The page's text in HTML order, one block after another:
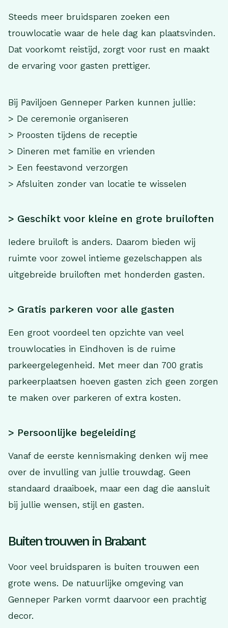
Steeds meer bruidsparen zoeken een
trouwlocatie waar de hele dag kan plaatsvinden.
Dat voorkomt reistijd, zorgt voor rust en maakt
de ervaring voor gasten prettiger.
Bij Paviljoen Genneper Parken kunnen jullie:
> De ceremonie organiseren
> Proosten tijdens de receptie
> Dineren met familie en vrienden
> Een feestavond verzorgen
> Afsluiten zonder van locatie te wisselen
> Geschikt voor kleine en grote bruiloften
Iedere bruiloft is anders. Daarom bieden wij
ruimte voor zowel intieme gezelschappen als
uitgebreide bruiloften met honderden gasten.
> Gratis parkeren voor alle gasten
Een groot voordeel ten opzichte van veel
trouwlocaties in Eindhoven is de ruime
parkeergelegenheid. Met meer dan 700 gratis
parkeerplaatsen hoeven gasten zich geen zorgen
te maken over parkeren of extra kosten.
> Persoonlijke begeleiding
Vanaf de eerste kennismaking denken wij mee
over de invulling van jullie trouwdag. Geen
standaard draaiboek, maar een dag die aansluit
bij jullie wensen, stijl en gasten.
Buiten trouwen in Brabant
Voor veel bruidsparen is buiten trouwen een
grote wens. De natuurlijke omgeving van
Genneper Parken vormt daarvoor een prachtig
decor.